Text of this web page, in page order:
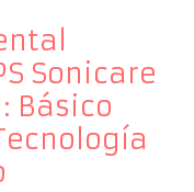
Sonicare
Básico